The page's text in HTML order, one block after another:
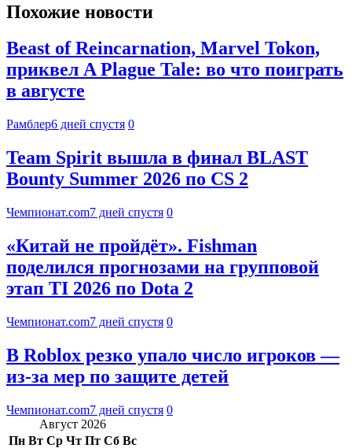
Похожие новости
Beast of Reincarnation, Marvel Tokon,
приквел A Plague Tale: во что поиграть
в августе
Рамблер6 дней спустя 0
Team Spirit вышла в финал BLAST
Bounty Summer 2026 по CS 2
Чемпионат.com7 дней спустя 0
«Китай не пройдёт». Fishman
поделился прогнозами на групповой
этап TI 2026 по Dota 2
Чемпионат.com7 дней спустя 0
В Roblox резко упало число игроков —
из-за мер по защите детей
Чемпионат.com7 дней спустя 0
Август 2026
Пн Вт Ср Чт Пт Сб Вс